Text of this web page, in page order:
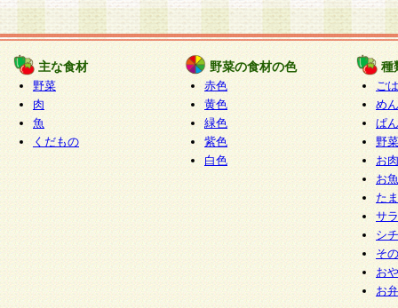
主な食材
野菜
肉
魚
くだもの
野菜の食材の色
赤色
黄色
緑色
紫色
白色
種
ご
めん
ぱん
野
お
お
た
サ
シ
そ
お
お